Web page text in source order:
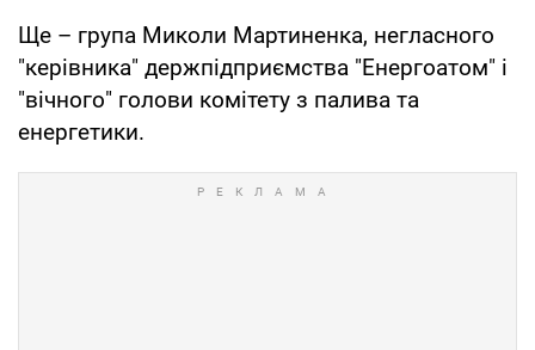
Ще – група Миколи Мартиненка, негласного
"керівника" держпідприємства "Енергоатом" і
"вічного" голови комітету з палива та
енергетики.